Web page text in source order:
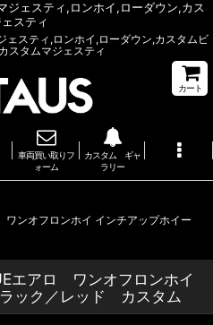
ジェスティ,ロンホイ,ローダウン,カス
スティ
ェスティ,ロンホイ,ローダウン,カスタムビ
スタムマジェスティ
カート
車両買い取りフ
ォーム
カスタム ギャ
ラリー
ンオフロンホイ インチアップホイー
エアロ ワンオフロンホイ
ック／レッド カスタム